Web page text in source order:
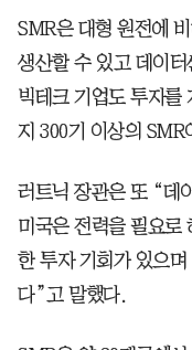
SMR은 대형 원전에
생산할 수 있고 데이
빅테크 기업도 투자를
지 300기 이상의 SMR
러트닉 장관은 또 “데
미국은 전력을 필요로
한 투자 기회가 있으
다”고 말했다.